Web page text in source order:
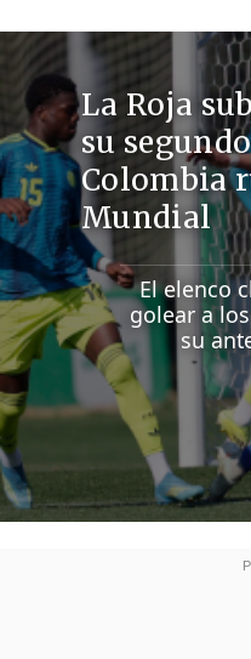
La Roja
su
Colombia
Mundial
El elenco
golear a
su